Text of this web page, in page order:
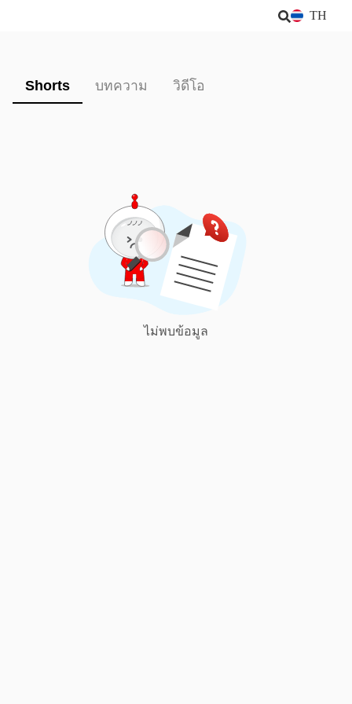
TH
Shorts บทความ วิดีโอ
ไม่พบข้อมูล